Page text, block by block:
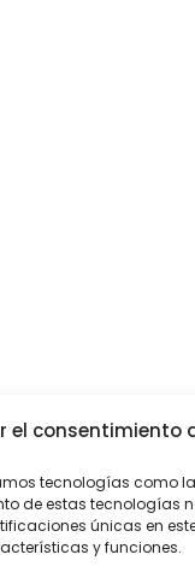
el consentimiento
tecnologías
de estas tecnologías
únicas en
y funciones.